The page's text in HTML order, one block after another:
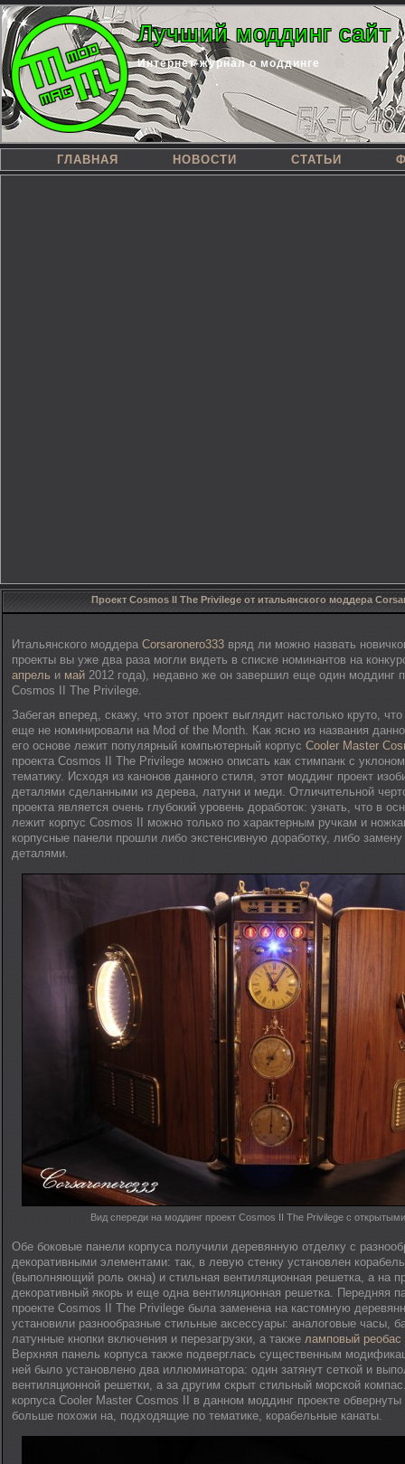
Лучший моддинг сайт
Интернет-журнал о моддинге
ГЛАВНАЯ НОВОСТИ СТАТЬИ
Проект Cosmos II The Privilege от итальянского моддера
Итальянского моддера Corsaronero333 вряд ли можно назвать
проекты вы уже два раза могли видеть в списке номинантов на
апрель и май 2012 года), недавно же он завершил еще один моддинг
Cosmos II The Privilege.
Забегая вперед, скажу, что этот проект выглядит настолько круто,
еще не номинировали на Mod of the Month. Как ясно из названия
его основе лежит популярный компьютерный корпус Cooler Master
проекта Cosmos II The Privilege можно описать как стимпанк с
тематику. Исходя из канонов данного стиля, этот моддинг проект
деталями сделанными из дерева, латуни и меди. Отличительной
проекта является очень глубокий уровень доработок: узнать, что в
лежит корпус Cosmos II можно только по характерным ручкам и
корпусные панели прошли либо экстенсивную доработку, либо
деталями.
Вид спереди на моддинг проект Cosmos II The Privilege с
Обе боковые панели корпуса получили деревянную отделку с
декоративными элементами: так, в левую стенку установлен
(выполняющий роль окна) и стильная вентиляционная решетка, а на
декоративный якорь и еще одна вентиляционная решетка. Передняя
проекте Cosmos II The Privilege была заменена на кастомную
установили разнообразные стильные аксессуары: аналоговые часы,
латунные кнопки включения и перезагрузки, а также ламповый реобас
Верхняя панель корпуса также подверглась существенным
ней было установлено два иллюминатора: один затянут сеткой и
вентиляционной решетки, а за другим скрыт стильный морской
корпуса Cooler Master Cosmos II в данном моддинг проекте обвернуты
больше похожи на, подходящие по тематике, корабельные канаты.